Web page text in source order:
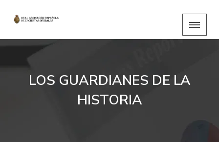
LOS GUARDIANES DE LA
HISTORIA